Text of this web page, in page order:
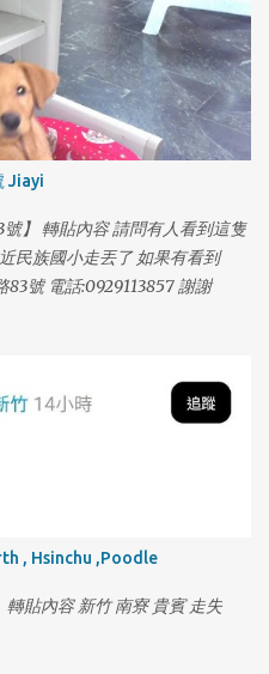
Jiayi
號】 轉貼內容 請問有人看到這隻
民族國小走丟了 如果有看到
號 電話:0929113857 謝謝
, Hsinchu ,Poodle
轉貼內容 新竹 南寮 貴賓 走失